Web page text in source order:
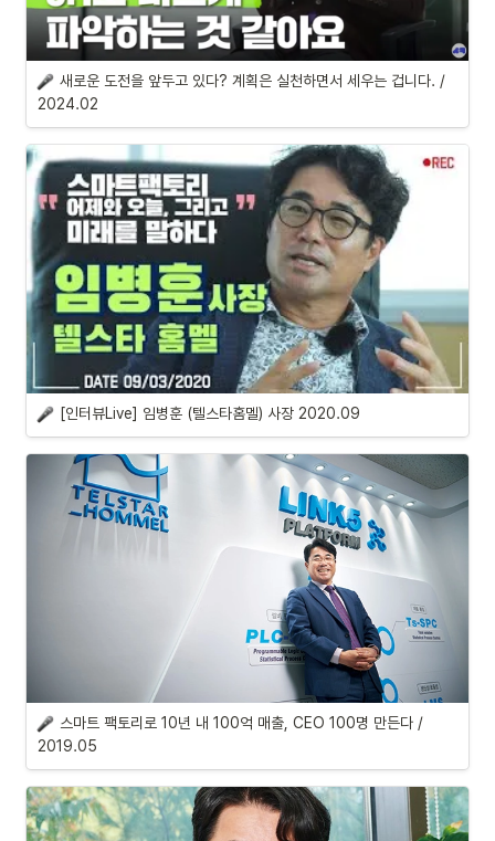
새로운 도전을 앞두고 있다? 계획은 실천하면서 세우는 겁니다. /
2024.02
[인터뷰Live] 임병훈 (텔스타홈멜) 사장 2020.09
스마트 팩토리로 10년 내 100억 매출, CEO 100명 만든다 /
2019.05